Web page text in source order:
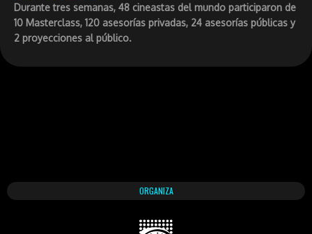
Durante tres semanas, 48 cineastas del mundo participaron de
10 Masterclass, 120 asesorías privadas, 24 asesorías públicas y
2 proyecciones al público.
ORGANIZA